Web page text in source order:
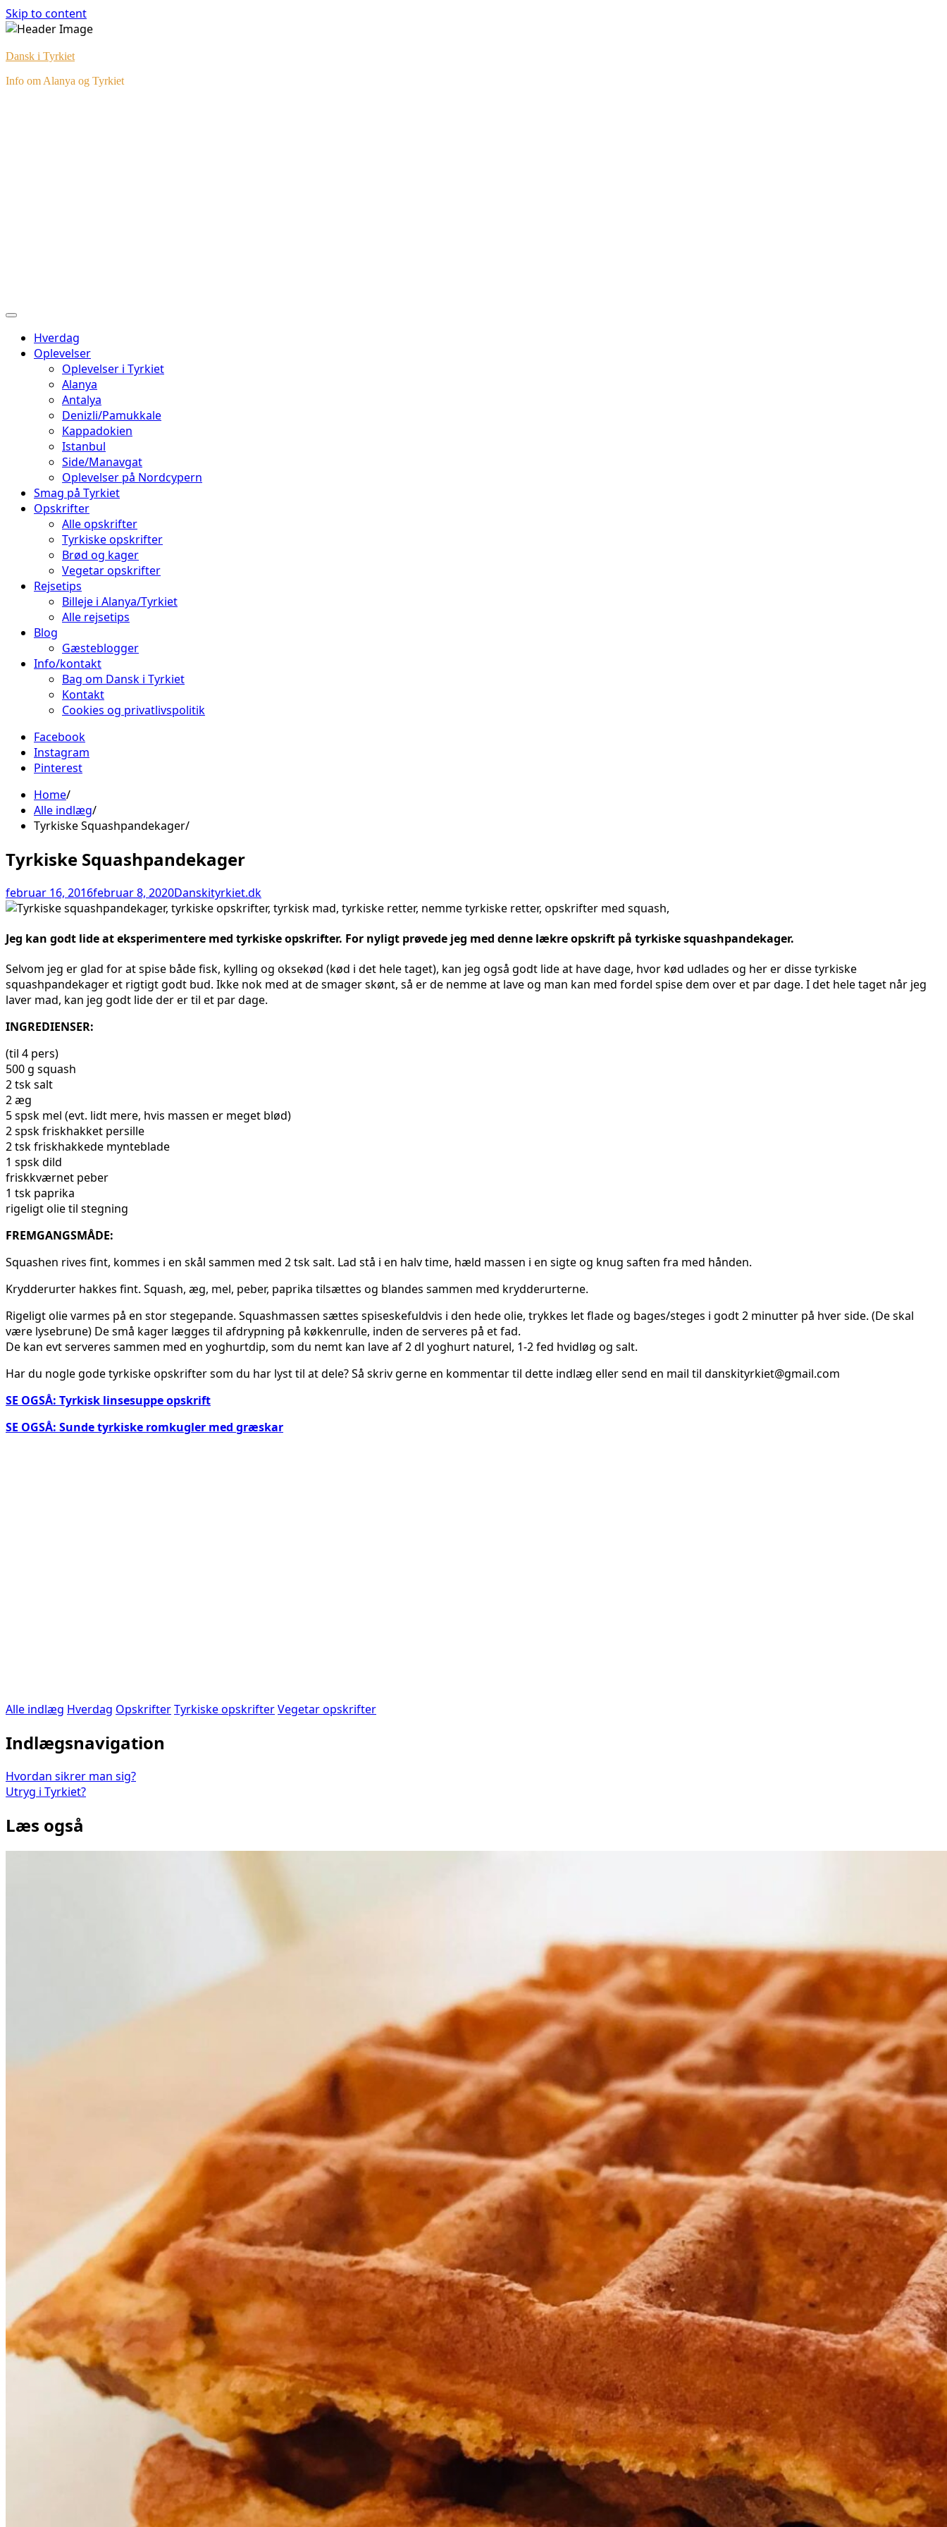
Skip to content
Dansk i Tyrkiet
Info om Alanya og Tyrkiet
Hverdag
Oplevelser
Oplevelser i Tyrkiet
Alanya
Antalya
Denizli/Pamukkale
Kappadokien
Istanbul
Side/Manavgat
Oplevelser på Nordcypern
Smag på Tyrkiet
Opskrifter
Alle opskrifter
Tyrkiske opskrifter
Brød og kager
Vegetar opskrifter
Rejsetips
Billeje i Alanya/Tyrkiet
Alle rejsetips
Blog
Gæsteblogger
Info/kontakt
Bag om Dansk i Tyrkiet
Kontakt
Cookies og privatlivspolitik
Facebook
Instagram
Pinterest
Home
Alle indlæg
Tyrkiske Squashpandekager
Tyrkiske Squashpandekager
februar 16, 2016februar 8, 2020Danskityrkiet.dk
Jeg kan godt lide at eksperimentere med tyrkiske opskrifter. For nyligt prøvede jeg med denne lækre opskrift på tyrkiske squashpandekager.
Selvom jeg er glad for at spise både fisk, kylling og oksekød (kød i det hele taget), kan jeg også godt lide at have dage, hvor kød udlades og her er disse tyrkiske
squashpandekager et rigtigt godt bud. Ikke nok med at de smager skønt, så er de nemme at lave og man kan med fordel spise dem over et par dage. I det hele taget når jeg
laver mad, kan jeg godt lide der er til et par dage.
INGREDIENSER:
(til 4 pers)
500 g squash
2 tsk salt
2 æg
5 spsk mel (evt. lidt mere, hvis massen er meget blød)
2 spsk friskhakket persille
2 tsk friskhakkede mynteblade
1 spsk dild
friskkværnet peber
1 tsk paprika
rigeligt olie til stegning
FREMGANGSMÅDE:
Squashen rives fint, kommes i en skål sammen med 2 tsk salt. Lad stå i en halv time, hæld massen i en sigte og knug saften fra med hånden.
Krydderurter hakkes fint. Squash, æg, mel, peber, paprika tilsættes og blandes sammen med krydderurterne.
Rigeligt olie varmes på en stor stegepande. Squashmassen sættes spiseskefuldvis i den hede olie, trykkes let flade og bages/steges i godt 2 minutter på hver side. (De skal
være lysebrune) De små kager lægges til afdrypning på køkkenrulle, inden de serveres på et fad.
De kan evt serveres sammen med en yoghurtdip, som du nemt kan lave af 2 dl yoghurt naturel, 1-2 fed hvidløg og salt.
Har du nogle gode tyrkiske opskrifter som du har lyst til at dele? Så skriv gerne en kommentar til dette indlæg eller send en mail til danskityrkiet@gmail.com
SE OGSÅ: Tyrkisk linsesuppe opskrift
SE OGSÅ: Sunde tyrkiske romkugler med græskar
Alle indlæg Hverdag OpskrifterTyrkiske opskrifterVegetar opskrifter
Indlægsnavigation
Hvordan sikrer man sig?
Utryg i Tyrkiet?
Læs også